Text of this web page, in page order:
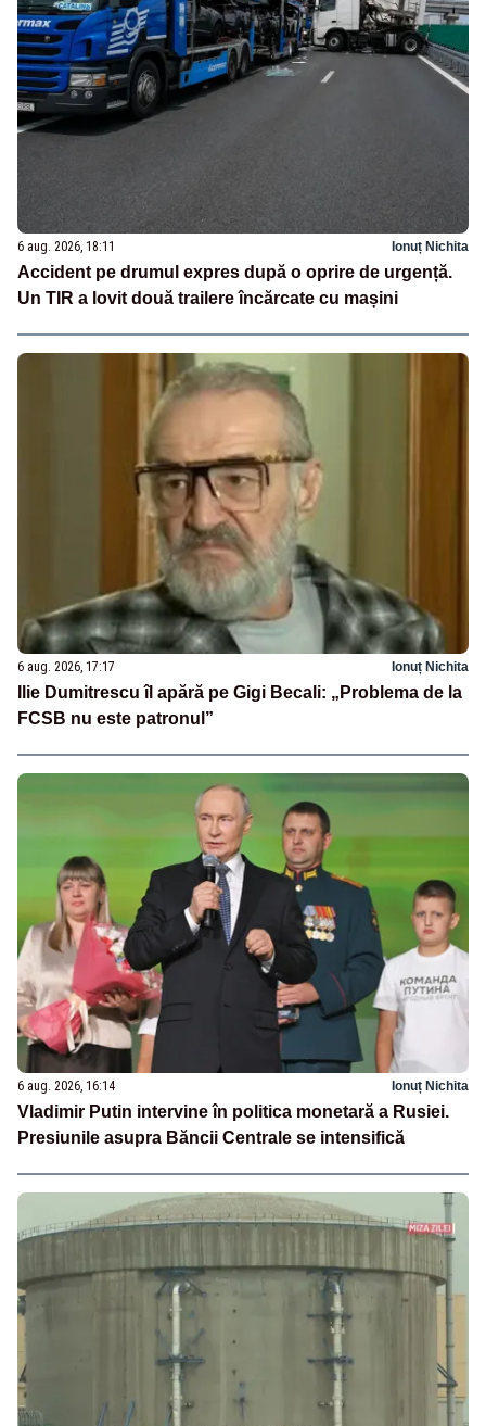
6 aug. 2026, 18:11 Ionuț Nichita
Accident pe drumul expres după o oprire de urgență.
Un TIR a lovit două trailere încărcate cu mașini
6 aug. 2026, 17:17 Ionuț Nichita
Ilie Dumitrescu îl apără pe Gigi Becali: „Problema de la
FCSB nu este patronul”
6 aug. 2026, 16:14 Ionuț Nichita
Vladimir Putin intervine în politica monetară a Rusiei.
Presiunile asupra Băncii Centrale se intensifică